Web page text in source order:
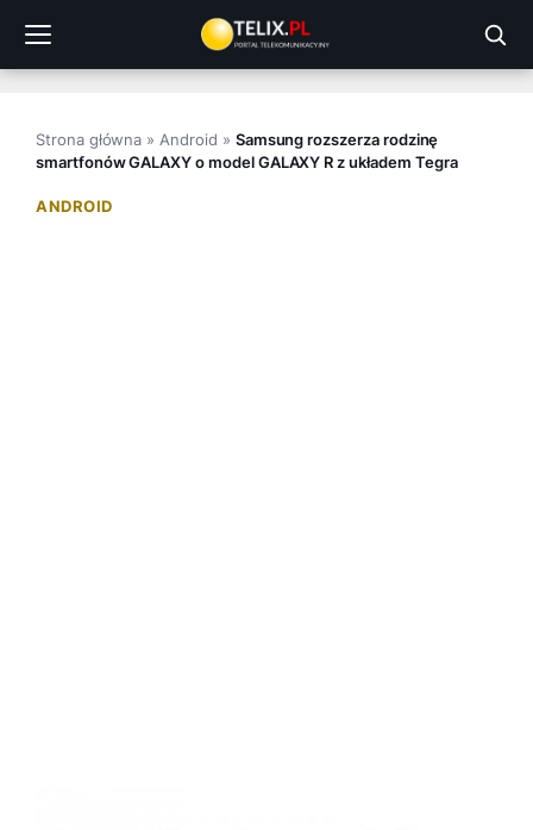
treści
Strona główna » Android » Samsung rozszerza rodzinę
smartfonów GALAXY o model GALAXY R z układem Tegra
ANDROID